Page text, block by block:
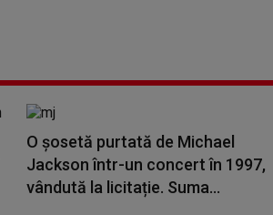
O şosetă purtată de Michael
Jackson într-un concert în 1997,
vândută la licitație. Suma...